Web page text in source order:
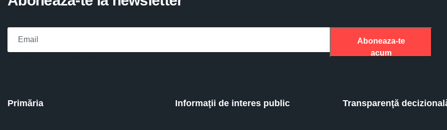
Aboneaza-te
acum
Primăria Informaţii de interes public Transparenţă